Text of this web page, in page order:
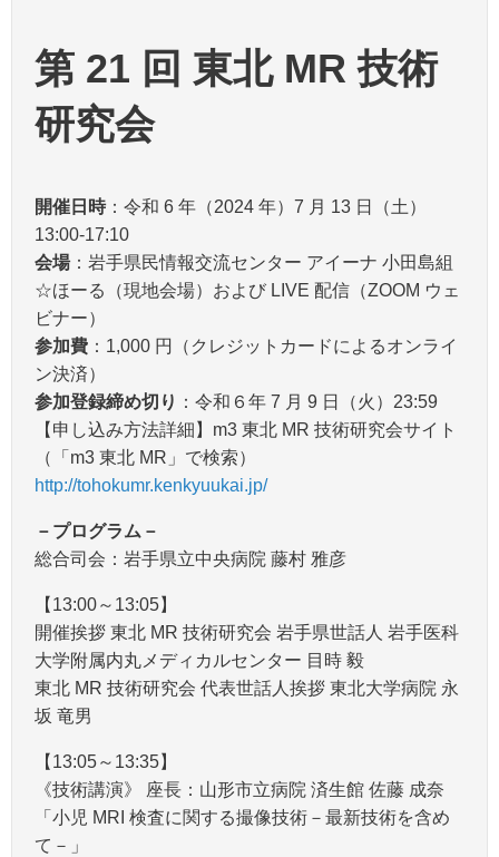
第 21 回 東北 MR 技術
研究会
開催日時：令和 6 年（2024 年）7 月 13 日（土）
13:00-17:10
会場：岩手県民情報交流センター アイーナ 小田島組
☆ほーる（現地会場）および LIVE 配信（ZOOM ウェ
ビナー）
参加費 ：1,000 円（クレジットカードによるオンライ
ン決済）
参加登録締め切り ：令和６年 7 月 9 日（火）23:59
【申し込み方法詳細】m3 東北 MR 技術研究会サイト
（「m3 東北 MR」で検索）
http://tohokumr.kenkyuukai.jp/
－プログラム－
総合司会：岩手県立中央病院 藤村 雅彦
【13:00～13:05】
開催挨拶 東北 MR 技術研究会 岩手県世話人 岩手医科
大学附属内丸メディカルセンター 目時 毅
東北 MR 技術研究会 代表世話人挨拶 東北大学病院 永
坂 竜男
【13:05～13:35】
《技術講演》 座長：山形市立病院 済生館 佐藤 成奈
「小児 MRI 検査に関する撮像技術－最新技術を含め
て－」